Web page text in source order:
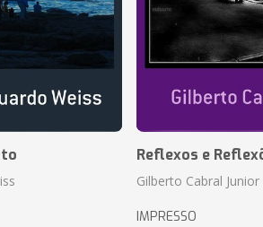
Reflexos e
Gilberto Cabral Junior
IMPRESSO